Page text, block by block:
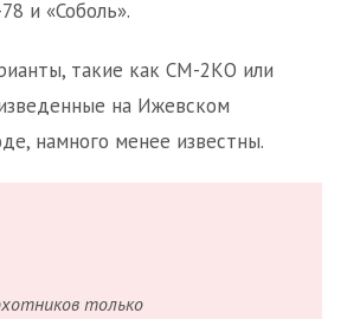
и «Соболь».
такие как СМ-2КО или
на Ижевском
намного менее известны.
только